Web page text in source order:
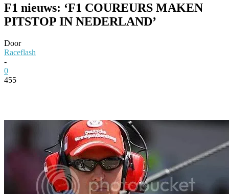
F1 nieuws: ‘F1 COUREURS MAKEN
PITSTOP IN NEDERLAND’
Door
Raceflash
-
0
455